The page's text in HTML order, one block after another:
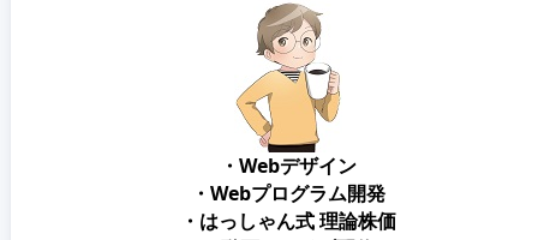
・Webデザイン
・Webプログラム開発
・はっしゃん式 理論株価